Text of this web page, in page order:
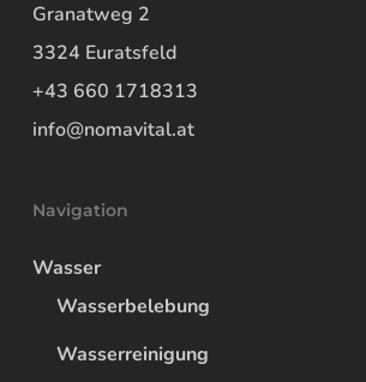
Granatweg 2
3324 Euratsfeld
+43 660 1718313
info@nomavital.at
Navigation
Wasser
Wasserbelebung
Wasserreinigung